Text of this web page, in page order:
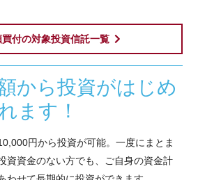
買付の対象投資信託一覧
から投資がはじめ
ます！
円から投資が可能。一度にまとま
資資金のない方でも、ご自身の資金計